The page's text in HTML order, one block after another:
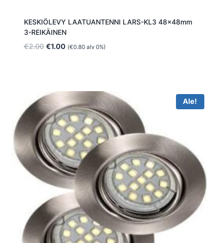
KESKIÖLEVY LAATUANTENNI LARS-KL3 48x48mm
3-REIKÄINEN
€2.00 Alkuperäinen
€1.00Nykyinen
(€0.80alv 0%)
Ale!